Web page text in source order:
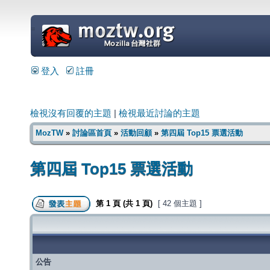
=
登入 註冊
檢視沒有回覆的主題 檢視最近討論的主題
MozTW» 討論區首頁 » 活動回顧» 第四屆 Top15 票選活動
第四屆 Top15 票選活動
第 1 頁 (共 1 頁) [ 42 個主題 ]
公告